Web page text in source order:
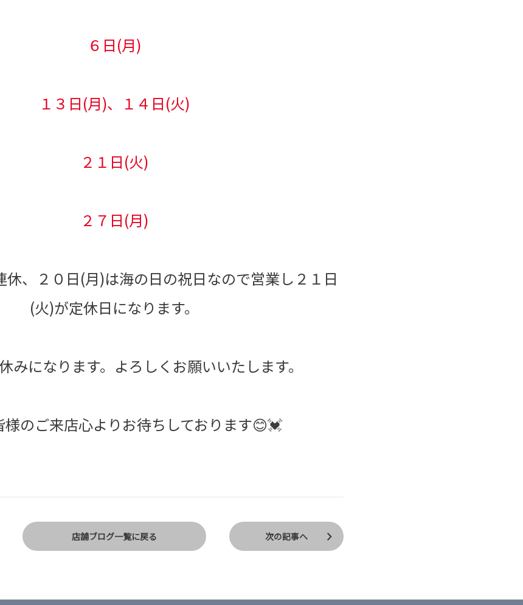
６日(月)
１３日(月)、１４日(火)
２１日(火)
２７日(月)
休、２０日(月)は海の日の祝日なので営業し２１日
(火)が定休日になります。
みになります。よろしくお願いいたします。
様のご来店心よりお待ちしております😊💓
店舗ブログ一覧に戻る 次の記事へ